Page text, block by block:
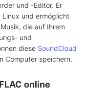
und -Editor. Er
und ermöglicht
die auf Ihrem
und
diese SoundCloud
Computer speichern.
online